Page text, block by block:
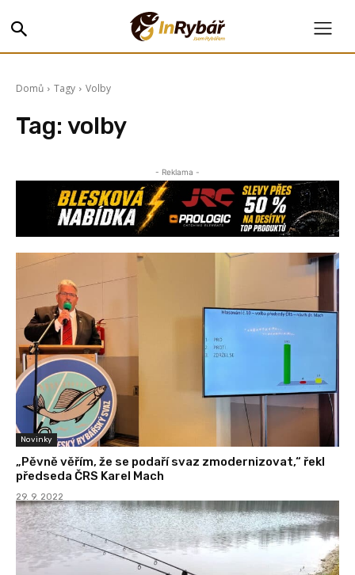
Domů Tagy Volby
Tag: volby
- Reklama -
Novinky
„Pěvně věřím, že se podaří svaz zmodernizovat,“ řekl
předseda ČRS Karel Mach
29. 9. 2022